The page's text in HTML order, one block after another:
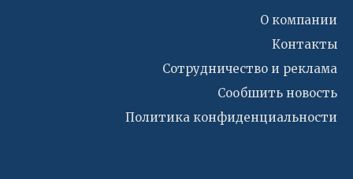
О компании
Контакты
Сотрудничество и реклама
Сообшить новость
Политика конфиденциальности